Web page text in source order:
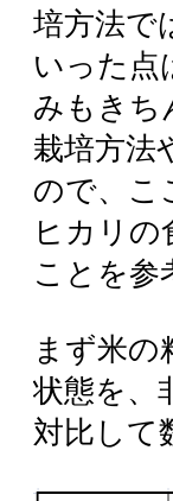
培方法で
いった点
みもきち
栽培方法
ので、こ
ヒカリ
ことを参
まず米の
状態を、
対比し